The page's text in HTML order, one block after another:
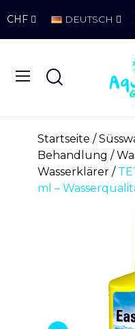
CHF DEUTSCH
Startseite
Behandlung
Wasserklärer
ml –